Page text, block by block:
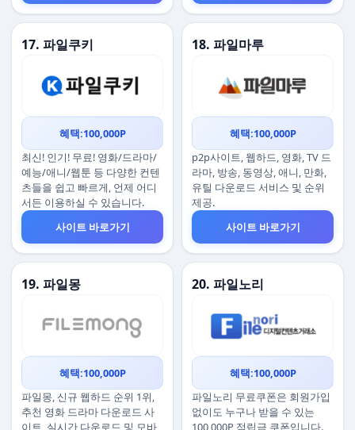
17. 파일쿠키
혜택:100,000P
최신! 인기! 무료! 영화/드라마/
예능/애니/웹툰 등 다양한 컨텐
츠들을 쉽고 빠르게, 언제 어디
서든 이용하실 수 있습니다.
사이트 바로가기
18. 파일마루
혜택:100,000P
p2p사이트, 웹하드, 영화, TV 드
라마, 방송, 동영상, 애니, 만화,
유틸 다운로드 서비스 및 순위
제공.
사이트 바로가기
19. 파일몽
혜택:100,000P
파일몽, 신규 웹하드 순위 1위,
추천 영화 드라마 다운로드 사
이트, 실시간 다운로드 및 모바
20. 파일노리
혜택:100,000P
파일노리 무료쿠폰은 회원가입
없이도 누구나 받을 수 있는
100,000P 적립금 쿠폰입니다.